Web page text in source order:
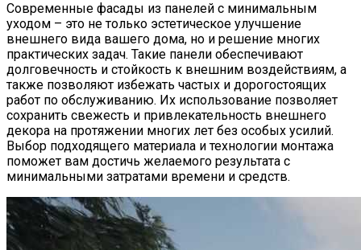
Современные фасады из панелей с минимальным
уходом – это не только эстетическое улучшение
внешнего вида вашего дома, но и решение многих
практических задач. Такие панели обеспечивают
долговечность и стойкость к внешним воздействиям, а
также позволяют избежать частых и дорогостоящих
работ по обслуживанию. Их использование позволяет
сохранить свежесть и привлекательность внешнего
декора на протяжении многих лет без особых усилий.
Выбор подходящего материала и технологии монтажа
поможет вам достичь желаемого результата с
минимальными затратами времени и средств.